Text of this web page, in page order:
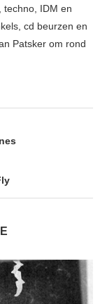
techno, IDM en
cd beurzen en
Patsker om rond